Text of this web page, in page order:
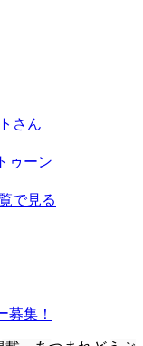
さん
ゥーン
で見る
募集！